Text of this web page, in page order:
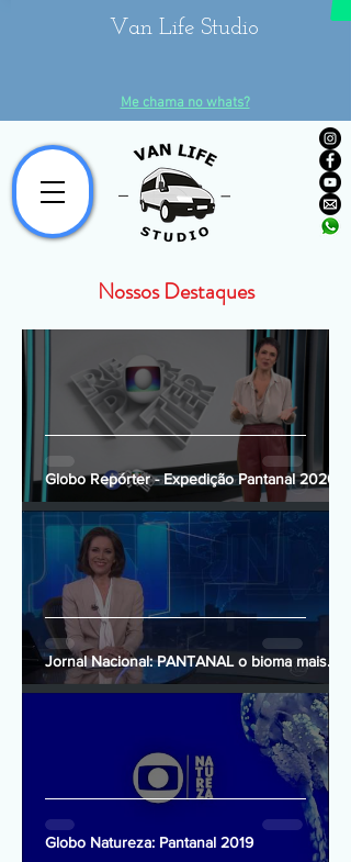
Van Life Studio
Me chama no whats?
Nossos Destaques
Globo Repórter - Expedição Pantanal 2020
Jornal Nacional: PANTANAL o bioma mais
preservado do Brasil
Globo Natureza: Pantanal 2019